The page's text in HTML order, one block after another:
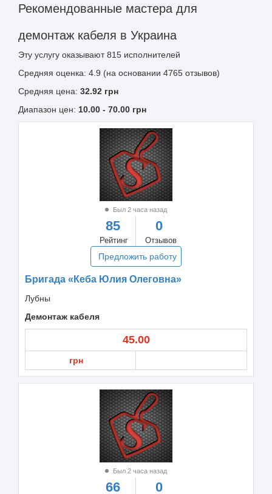
Рекомендованные мастера для
демонтаж кабеля в Украина
Эту услугу оказывают815 исполнителей
Средняя оценка: 4.9 (на основании 4765 отзывов)
Средняя цена: 32.92 грн
Диапазон цен: 10.00 - 70.00 грн
Был 2 часа назад
85
Рейтинг
0
Отзывов
Предложить работу
Бригада «Кеба Юлия Олеговна»
Лубны
Демонтаж кабеля
45.00
грн
Был 2 часа назад
66 0